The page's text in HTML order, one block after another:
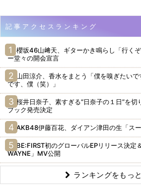
記事アクセスランキング
櫻坂46山﨑天、ギターかき鳴らし「行く
ー堂々の開会宣言
山田涼介、香水をまとう「僕を嗅ぎたいで
です、僕（笑）」
桜井日奈子、素すぎる“日奈子の１日”を
ブック発売決定
AKB48伊藤百花、ダイアン津田の生「ス
BE:FIRST初のグローバルEPリリース決定
WAYNE」MV公開
ランキングをもっ